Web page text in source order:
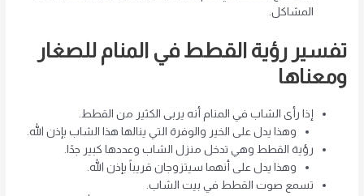
المشاكل.
تفسير رؤية القطط في المنام للصغار
ومعناها
إذا رأى الشاب في المنام أنه يربى الكثير من القطط.
وهذا يدل على الخير والوفرة التي ينالها هذا الشاب بإذن الله.
رؤية القطط وهي تدخل منزل الشاب وعددها كبير جدًا.
وهذا يدل على أنهما سيتزوجان قريباً بإذن الله.
تسمع صوت القطط في بيت الشاب.